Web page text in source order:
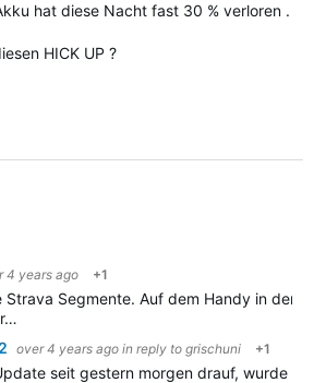
hat diese Nacht fast 30 % verloren .
HICK UP ?
4 years ago +1
Strava Segmente. Auf dem Handy in der
over 4 years ago in reply to grischuni +1
seit gestern morgen drauf, wurde